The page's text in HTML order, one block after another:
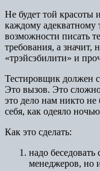
Не будет той красоты
каждому адекватному
возможности писать
требования, а значит,
«трэйсэбилити» и
Тестировщик должен
Это вызов. Это
это дело нам никто не
себя, как одеяло
Как это сделать:
надо
менеджеров, но